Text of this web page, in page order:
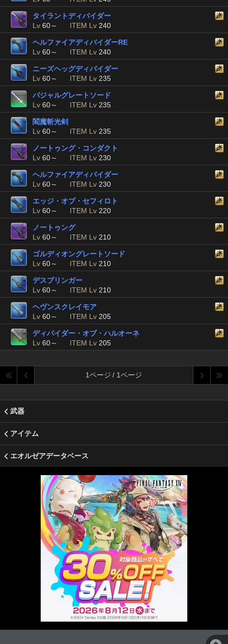
タイラントディバイダー
Lv 60～ ITEM Lv 240
ヘルファイアディバイダーRE
Lv 60～ ITEM Lv 240
ニーズヘッグディバイダー
Lv 60～ ITEM Lv 235
パジャルグレートソード
Lv 60～ ITEM Lv 235
閻魔斬光剣
Lv 60～ ITEM Lv 235
ノートゥング・コンダクト
Lv 60～ ITEM Lv 230
ヘルファイアディバイダー
Lv 60～ ITEM Lv 230
エッジ・オブ・セフィロト
Lv 60～ ITEM Lv 220
ノートゥング
Lv 60～ ITEM Lv 210
ゴルディオングレートソード
Lv 60～ ITEM Lv 210
デスブリンガー
Lv 60～ ITEM Lv 210
ヘヴンスクレイモア
Lv 60～ ITEM Lv 205
ディバイダー・オブ・ハルオーネ
Lv 60～ ITEM Lv 205
1ページ / 1ページ
武器
アイテム
エオルゼアデータベース